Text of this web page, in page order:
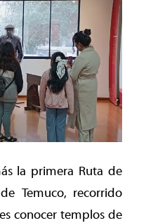
la primera Ruta de
Temuco, recorrido
conocer templos de